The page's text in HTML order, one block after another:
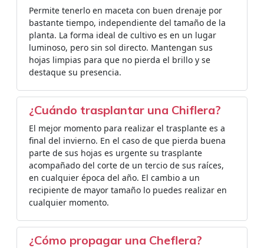
Permite tenerlo en maceta con buen drenaje por
bastante tiempo, independiente del tamaño de la
planta. La forma ideal de cultivo es en un lugar
luminoso, pero sin sol directo. Mantengan sus
hojas limpias para que no pierda el brillo y se
destaque su presencia.
¿Cuándo trasplantar una Chiflera?
El mejor momento para realizar el trasplante es a
final del invierno. En el caso de que pierda buena
parte de sus hojas es urgente su trasplante
acompañado del corte de un tercio de sus raíces,
en cualquier época del año. El cambio a un
recipiente de mayor tamaño lo puedes realizar en
cualquier momento.
¿Cómo propagar una Cheflera?